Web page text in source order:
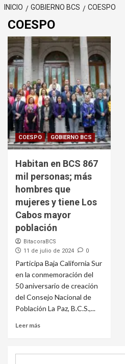
INICIO GOBIERNO BCS COESPO
COESPO
COESPO GOBIERNO BCS
Habitan en BCS 867
mil personas; más
hombres que
mujeres y tiene Los
Cabos mayor
población
BitacoraBCS
11 de julio de 2024
0
Participa Baja California Sur
en la conmemoración del
50 aniversario de creación
del Consejo Nacional de
Población La Paz, B.C.S.,...
Leer más